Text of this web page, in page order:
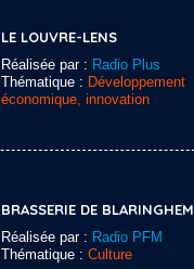
LE LOUVRE-LENS
Réalisée par : Radio Plus
Thématique : Développement
économique, innovation
BRASSERIE DE BLARINGHEM
Réalisée par : Radio PFM
Thématique : Culture